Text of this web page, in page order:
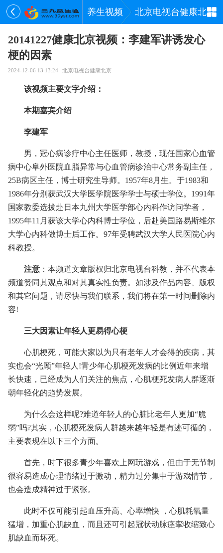
养生视频 北京电视台健康北京
20141227健康北京视频：李建军讲诱发心
梗的因素
2024-12-06 13:13:24 北京电视台健康北京
该视频主要文字介绍：
本期嘉宾介绍
李建军
男，冠心病诊疗中心主任医师，教授，现任国家心血管
病中心阜外医院血脂异常与心血管病诊治中心常务副主任，
25B病区主任，博士研究生导师。1957年8月生。于1983和
1986年分别获武汉大学医学院医学学士与硕士学位。1991年
国家教委选拔赴日本九州大学医学部心内科作访问学者，
1995年11月获该大学心内科博士学位，后赴美国路易斯维尔
大学心内科做博士后工作。97年受聘武汉大学人民医院心内
科教授。
注意 ：本频道文章版权归北京电视台科教，并不代表本
频道赞同其观点和对其真实性负责。如涉及作品内容、版权
和其它问题，请尽快与我们联系，我们将在第一时间删除内
容!
三大因素让年轻人更易得心梗
心肌梗死，可能大家以为只有老年人才会得的疾病，其
实也会“光顾”年轻人!青少年心肌梗死发病的比例近年来增
长快速，已经成为人们关注的焦点，心肌梗死发病人群逐渐
朝年轻化的趋势发展。
为什么会这样呢?难道年轻人的心脏比老年人更加“脆
弱”吗?其实，心肌梗死发病人群越来越年轻是有迹可循的，
主要表现在以下三个方面。
首先，时下很多青少年喜欢上网玩游戏，但由于无节制
很容易造成心理情绪过于激动，精力过分集中于游戏情节，
也会造成精神过于紧张。
此时不仅可能引起血压升高、心率增快 ，心肌耗氧量
猛增，加重心肌缺血，而且还可引起冠状动脉痉挛收缩致心
肌缺血而坏死。